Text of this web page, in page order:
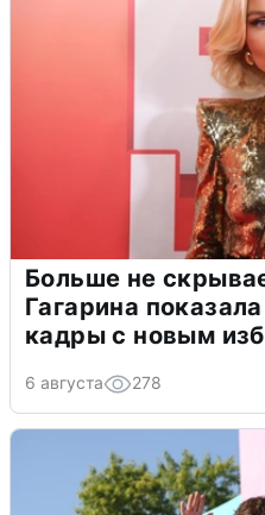
Больше не
Гагарина
кадры с новым
6 августа 278